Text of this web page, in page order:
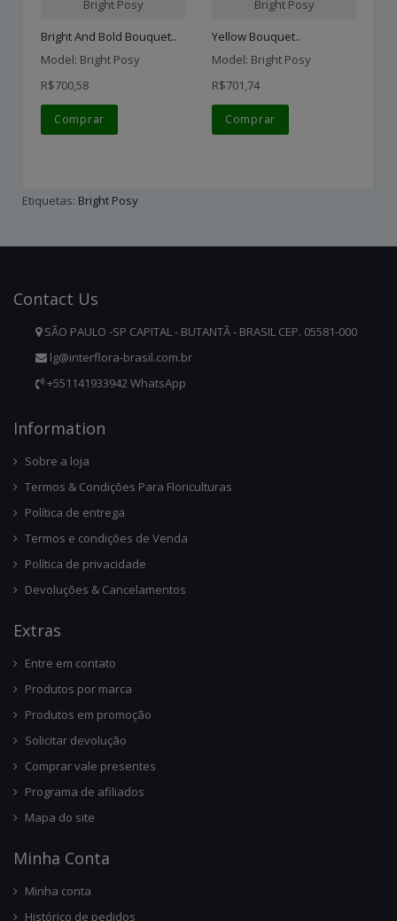
Bright Posy
Bright And Bold Bouquet..
Model: Bright Posy
R$700,58
Comprar
Bright Posy
Yellow Bouquet..
Model: Bright Posy
R$701,74
Comprar
Etiquetas: Bright Posy
Contact Us
SÃO PAULO -SP CAPITAL - BUTANTÃ - BRASIL CEP. 05581-000
lg@interflora-brasil.com.br
+551141933942 WhatsApp
InforMation
Sobre a loja
Termos & Condições Para Floriculturas
Política de entrega
Termos e condições de Venda
Política de privacidade
Devoluções & Cancelamentos
ExtRas
Entre em contato
Produtos por marca
Produtos em promoção
Solicitar devolução
Comprar vale presentes
Programa de afiliados
Mapa do site
Minha Conta
Minha conta
Histórico de pedidos